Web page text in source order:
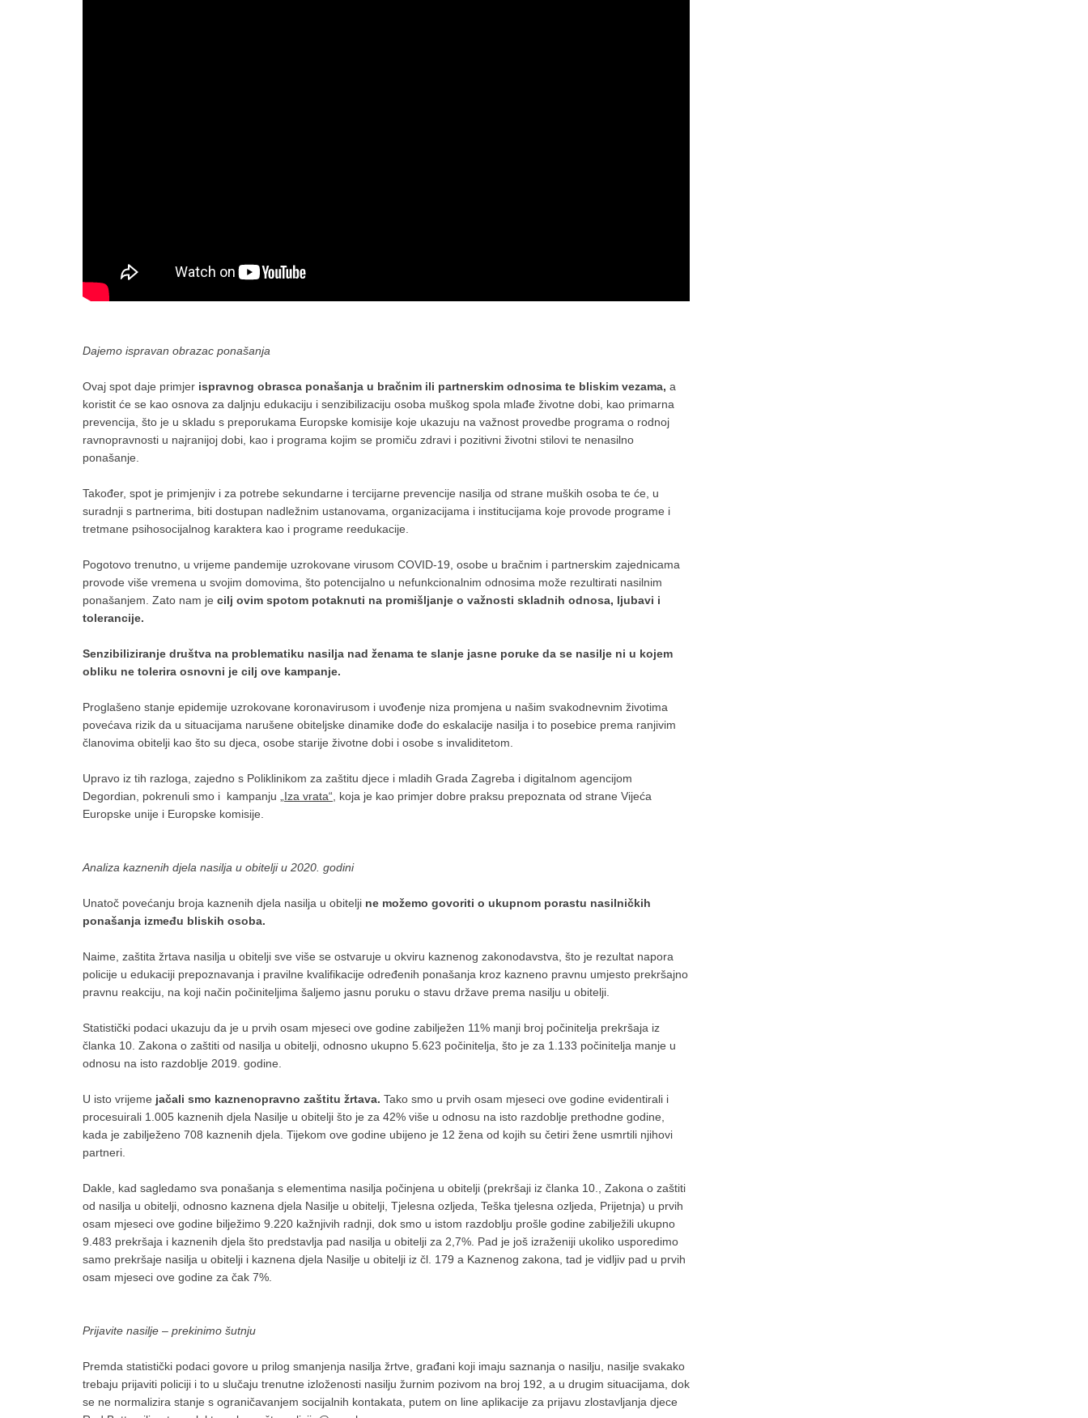
Dajemo ispravan obrazac ponašanja
Ovaj spot daje primjer ispravnog obrasca ponašanja u bračnim ili partnerskim odnosima te bliskim vezama, a
koristit će se kao osnova za daljnju edukaciju i senzibilizaciju osoba muškog spola mlađe životne dobi, kao primarna
prevencija, što je u skladu s preporukama Europske komisije koje ukazuju na važnost provedbe programa o rodnoj
ravnopravnosti u najranijoj dobi, kao i programa kojim se promiču zdravi i pozitivni životni stilovi te nenasilno
ponašanje.
Također, spot je primjenjiv i za potrebe sekundarne i tercijarne prevencije nasilja od strane muških osoba te će, u
suradnji s partnerima, biti dostupan nadležnim ustanovama, organizacijama i institucijama koje provode programe i
tretmane psihosocijalnog karaktera kao i programe reedukacije.
Pogotovo trenutno, u vrijeme pandemije uzrokovane virusom COVID-19, osobe u bračnim i partnerskim zajednicama
provode više vremena u svojim domovima, što potencijalno u nefunkcionalnim odnosima može rezultirati nasilnim
ponašanjem. Zato nam je cilj ovim spotom potaknuti na promišljanje o važnosti skladnih odnosa, ljubavi i
tolerancije.
Senzibiliziranje društva na problematiku nasilja nad ženama te slanje jasne poruke da se nasilje ni u kojem
obliku ne tolerira osnovni je cilj ove kampanje.
Proglašeno stanje epidemije uzrokovane koronavirusom i uvođenje niza promjena u našim svakodnevnim životima
povećava rizik da u situacijama narušene obiteljske dinamike dođe do eskalacije nasilja i to posebice prema ranjivim
članovima obitelji kao što su djeca, osobe starije životne dobi i osobe s invaliditetom.
Upravo iz tih razloga, zajedno s Poliklinikom za zaštitu djece i mladih Grada Zagreba i digitalnom agencijom
Degordian, pokrenuli smo i kampanju
„Iza vrata“ , koja je kao primjer dobre praksu prepoznata od strane Vijeća
Europske unije i Europske komisije.
Analiza kaznenih djela nasilja u obitelji u 2020. godini
Unatoč povećanju broja kaznenih djela nasilja u obitelji ne možemo govoriti o ukupnom porastu nasilničkih
ponašanja između bliskih osoba.
Naime, zaštita žrtava nasilja u obitelji sve više se ostvaruje u okviru kaznenog zakonodavstva, što je rezultat napora
policije u edukaciji prepoznavanja i pravilne kvalifikacije određenih ponašanja kroz kazneno pravnu umjesto prekršajno
pravnu reakciju, na koji način počiniteljima šaljemo jasnu poruku o stavu države prema nasilju u obitelji.
Statistički podaci ukazuju da je u prvih osam mjeseci ove godine zabilježen 11% manji broj počinitelja prekršaja iz
članka 10. Zakona o zaštiti od nasilja u obitelji, odnosno ukupno 5.623 počinitelja, što je za 1.133 počinitelja manje u
odnosu na isto razdoblje 2019. godine.
U isto vrijeme jačali smo kaznenopravno zaštitu žrtava. Tako smo u prvih osam mjeseci ove godine evidentirali i
procesuirali 1.005 kaznenih djela Nasilje u obitelji što je za 42% više u odnosu na isto razdoblje prethodne godine,
kada je zabilježeno 708 kaznenih djela. Tijekom ove godine ubijeno je 12 žena od kojih su četiri žene usmrtili njihovi
partneri.
Dakle, kad sagledamo sva ponašanja s elementima nasilja počinjena u obitelji (prekršaji iz članka 10., Zakona o zaštiti
od nasilja u obitelji, odnosno kaznena djela Nasilje u obitelji, Tjelesna ozljeda, Teška tjelesna ozljeda, Prijetnja) u prvih
osam mjeseci ove godine bilježimo 9.220 kažnjivih radnji, dok smo u istom razdoblju prošle godine zabilježili ukupno
9.483 prekršaja i kaznenih djela što predstavlja pad nasilja u obitelji za 2,7%. Pad je još izraženiji ukoliko usporedimo
samo prekršaje nasilja u obitelji i kaznena djela Nasilje u obitelji iz čl. 179 a Kaznenog zakona, tad je vidljiv pad u prvih
osam mjeseci ove godine za čak 7%.
Prijavite nasilje – prekinimo šutnju
Premda statistički podaci govore u prilog smanjenja nasilja žrtve, građani koji imaju saznanja o nasilju, nasilje svakako
trebaju prijaviti policiji i to u slučaju trenutne izloženosti nasilju žurnim pozivom na broj 192, a u drugim situacijama, dok
se ne normalizira stanje s ograničavanjem socijalnih kontakata, putem on line aplikacije za prijavu zlostavljanja djece